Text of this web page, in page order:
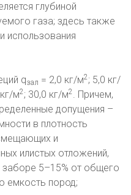
глубиной
газа; здесь также
использования
qзал = 2,0 кг/м2; 5,0 кг/
м2; 30,0 кг/м2. Причем,
допущения –
в плотность
и
илистых отложений,
заборе 5–15% от общего
емкость пород;